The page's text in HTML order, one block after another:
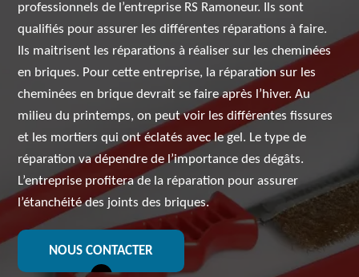
professionnels de l’entreprise RS Ramoneur. Ils sont
qualifiés pour assurer les différentes réparations à faire.
Ils maitrisent les réparations à réaliser sur les cheminées
en briques. Pour cette entreprise, la réparation sur les
cheminées en brique devrait se faire après l’hiver. Au
milieu du printemps, on peut voir les différentes fissures
et les mortiers qui ont éclatés avec le gel. Le type de
réparation va dépendre de l’importance des dégâts.
L’entreprise profitera de la réparation pour assurer
l’étanchéité des joints des briques.
NOUS CONTACTER